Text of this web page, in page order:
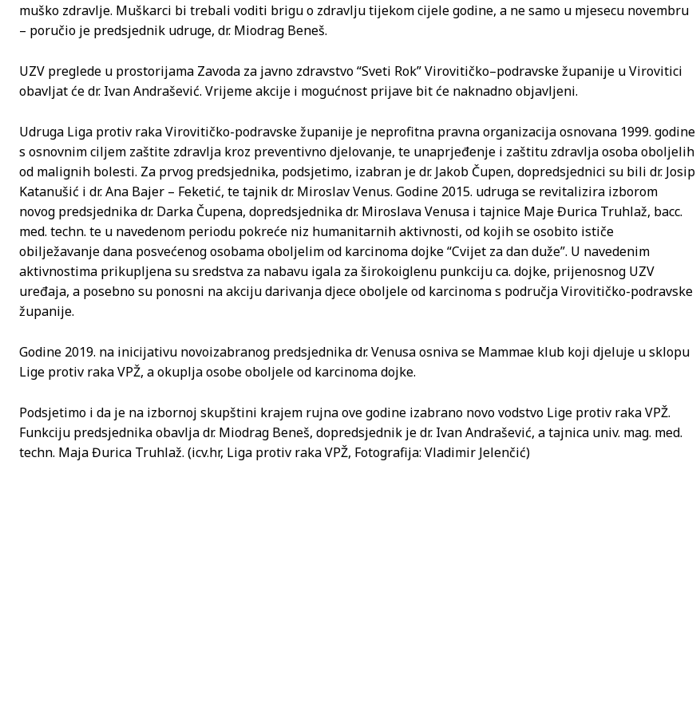
muško zdravlje. Muškarci bi trebali voditi brigu o zdravlju tijekom cijele godine, a ne samo u mjesecu novembru
– poručio je predsjednik udruge, dr. Miodrag Beneš.
UZV preglede u prostorijama Zavoda za javno zdravstvo “Sveti Rok” Virovitičko–podravske županije u Virovitici
obavljat će dr. Ivan Andrašević. Vrijeme akcije i mogućnost prijave bit će naknadno objavljeni.
Udruga Liga protiv raka Virovitičko-podravske županije je neprofitna pravna organizacija osnovana 1999. godine
s osnovnim ciljem zaštite zdravlja kroz preventivno djelovanje, te unaprjeđenje i zaštitu zdravlja osoba oboljelih
od malignih bolesti. Za prvog predsjednika, podsjetimo, izabran je dr. Jakob Čupen, dopredsjednici su bili dr. Josip
Katanušić i dr. Ana Bajer – Feketić, te tajnik dr. Miroslav Venus. Godine 2015. udruga se revitalizira izborom
novog predsjednika dr. Darka Čupena, dopredsjednika dr. Miroslava Venusa i tajnice Maje Đurica Truhlaž, bacc.
med. techn. te u navedenom periodu pokreće niz humanitarnih aktivnosti, od kojih se osobito ističe
obilježavanje dana posvećenog osobama oboljelim od karcinoma dojke “Cvijet za dan duže”. U navedenim
aktivnostima prikupljena su sredstva za nabavu igala za širokoiglenu punkciju ca. dojke, prijenosnog UZV
uređaja, a posebno su ponosni na akciju darivanja djece oboljele od karcinoma s područja Virovitičko-podravske
županije.
Godine 2019. na inicijativu novoizabranog predsjednika dr. Venusa osniva se Mammae klub koji djeluje u sklopu
Lige protiv raka VPŽ, a okuplja osobe oboljele od karcinoma dojke.
Podsjetimo i da je na izbornoj skupštini krajem rujna ove godine izabrano novo vodstvo Lige protiv raka VPŽ.
Funkciju predsjednika obavlja dr. Miodrag Beneš, dopredsjednik je dr. Ivan Andrašević, a tajnica univ. mag. med.
techn. Maja Đurica Truhlaž. (icv.hr, Liga protiv raka VPŽ, Fotografija: Vladimir Jelenčić)